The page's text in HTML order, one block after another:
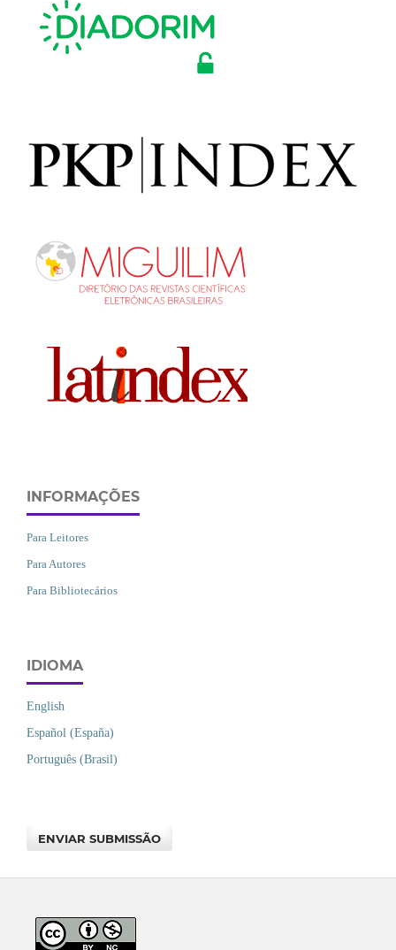
INFORMAÇÕES
Para Leitores
Para Autores
Para Bibliotecários
IDIOMA
English
Español (España)
Português (Brasil)
ENVIAR SUBMISSÃO